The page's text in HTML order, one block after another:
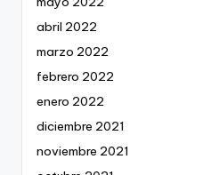
abril 2022
marzo 2022
febrero 2022
enero 2022
diciembre 2021
noviembre 2021